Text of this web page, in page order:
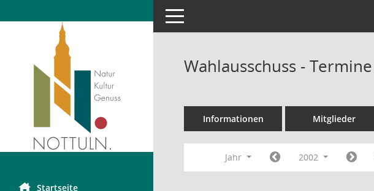
Startseite
Toggle navigation
Wahlausschuss -
Informationen Mitglieder
Jahr 2002